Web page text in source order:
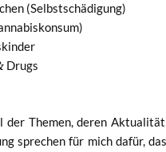
(Selbst­schä­di­gung)
Drugs
der The­men, deren
spre­chen für mich dafür,